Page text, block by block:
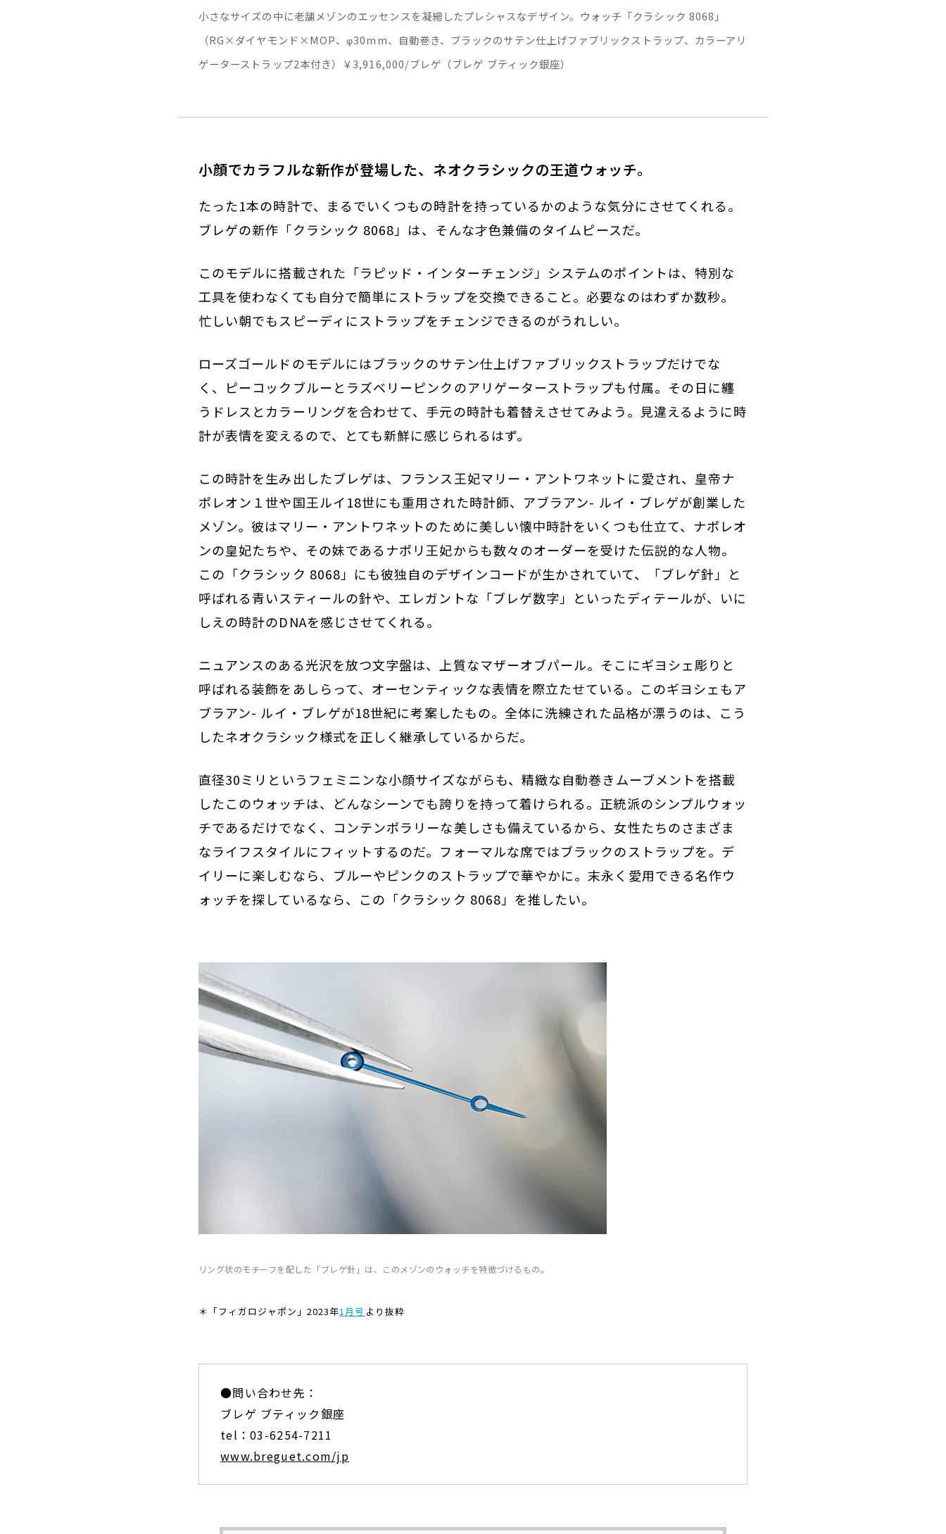
小さなサイズの中に老舗メゾンのエッセンスを凝縮したプレシャスなデザイン。ウォッチ「クラシック 8068」
（RG×ダイヤモンド×MOP、φ30mm、自動巻き、ブラックのサテン仕上げファブリックストラップ、カラーアリ
ゲーターストラップ2本付き）￥3,916,000/ブレゲ（ブレゲ ブティック銀座）
小顔でカラフルな新作が登場した、ネオクラシックの王道ウォッチ。
たった1本の時計で、まるでいくつもの時計を持っているかのような気分にさせてくれる。
ブレゲの新作「クラシック 8068」は、そんな才色兼備のタイムピースだ。
このモデルに搭載された「ラピッド・インターチェンジ」システムのポイントは、特別な
工具を使わなくても自分で簡単にストラップを交換できること。必要なのはわずか数秒。
忙しい朝でもスピーディにストラップをチェンジできるのがうれしい。
ローズゴールドのモデルにはブラックのサテン仕上げファブリックストラップだけでな
く、ピーコックブルーとラズベリーピンクのアリゲーターストラップも付属。その日に纏
うドレスとカラーリングを合わせて、手元の時計も着替えさせてみよう。見違えるように時
計が表情を変えるので、とても新鮮に感じられるはず。
この時計を生み出したブレゲは、フランス王妃マリー・アントワネットに愛され、皇帝ナ
ポレオン１世や国王ルイ18世にも重用された時計師、アブラアン- ルイ・ブレゲが創業した
メゾン。彼はマリー・アントワネットのために美しい懐中時計をいくつも仕立て、ナポレオ
ンの皇妃たちや、その妹であるナポリ王妃からも数々のオーダーを受けた伝説的な人物。
この「クラシック 8068」にも彼独自のデザインコードが生かされていて、「ブレゲ針」と
呼ばれる青いスティールの針や、エレガントな「ブレゲ数字」といったディテールが、いに
しえの時計のDNAを感じさせてくれる。
ニュアンスのある光沢を放つ文字盤は、上質なマザーオブパール。そこにギヨシェ彫りと
呼ばれる装飾をあしらって、オーセンティックな表情を際立たせている。このギヨシェもア
ブラアン- ルイ・ブレゲが18世紀に考案したもの。全体に洗練された品格が漂うのは、こう
したネオクラシック様式を正しく継承しているからだ。
直径30ミリというフェミニンな小顔サイズながらも、精緻な自動巻きムーブメントを搭載
したこのウォッチは、どんなシーンでも誇りを持って着けられる。正統派のシンプルウォッ
チであるだけでなく、コンテンポラリーな美しさも備えているから、女性たちのさまざま
なライフスタイルにフィットするのだ。フォーマルな席ではブラックのストラップを。デ
イリーに楽しむなら、ブルーやピンクのストラップで華やかに。末永く愛用できる名作ウ
ォッチを探しているなら、この「クラシック 8068」を推したい。
リング状のモチーフを配した「ブレゲ針」は、このメゾンのウォッチを特徴づけるもの。
＊「フィガロジャポン」2023年1月号 より抜粋
●問い合わせ先：
ブレゲ ブティック銀座
tel：03-6254-7211
www.breguet.com/jp